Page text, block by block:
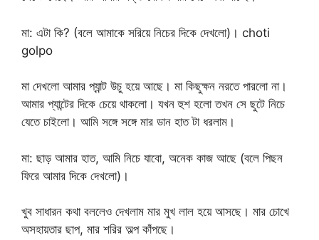
মা: এটা কি? (বলে আমাকে সরিয়ে নিচের দিকে দেখলো)। choti
golpo
মা দেখলো আমার প্যান্ট উচু হয়ে আছে। মা কিছুক্ষন নরতে পারলো না।
আমার প্যান্টের দিকে চেয়ে থাকলো। যখন হুশ হলো তখন সে ছুটে নিচে
যেতে চাইলো। আমি সঙ্গে সঙ্গে মার ডান হাত টা ধরলাম।
মা: ছাড় আমার হাত, আমি নিচে যাবো, অনেক কাজ আছে (বলে পিছন
ফিরে আমার দিকে দেখলো)।
খুব সাধারন কথা বললেও দেখলাম মার মুখ লাল হয়ে আসছে। মার চোখে
অসহায়তার ছাপ, মার শরির অল্প কাঁপছে।